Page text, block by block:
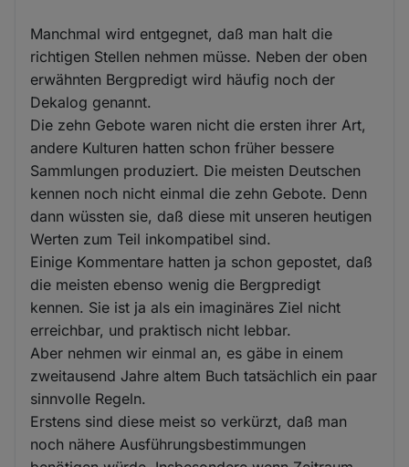
Manchmal wird entgegnet, daß man halt die
richtigen Stellen nehmen müsse. Neben der oben
erwähnten Bergpredigt wird häufig noch der
Dekalog genannt.
Die zehn Gebote waren nicht die ersten ihrer Art,
andere Kulturen hatten schon früher bessere
Sammlungen produziert. Die meisten Deutschen
kennen noch nicht einmal die zehn Gebote. Denn
dann wüssten sie, daß diese mit unseren heutigen
Werten zum Teil inkompatibel sind.
Einige Kommentare hatten ja schon gepostet, daß
die meisten ebenso wenig die Bergpredigt
kennen. Sie ist ja als ein imaginäres Ziel nicht
erreichbar, und praktisch nicht lebbar.
Aber nehmen wir einmal an, es gäbe in einem
zweitausend Jahre altem Buch tatsächlich ein paar
sinnvolle Regeln.
Erstens sind diese meist so verkürzt, daß man
noch nähere Ausführungsbestimmungen